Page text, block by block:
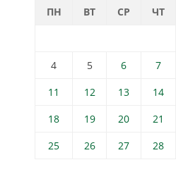
ПН ВТ СР ЧТ
4
5 6 7
11
12 13 14
18
19 20 21
25
26 27 28